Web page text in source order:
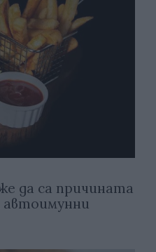
да са причината
автоимунни